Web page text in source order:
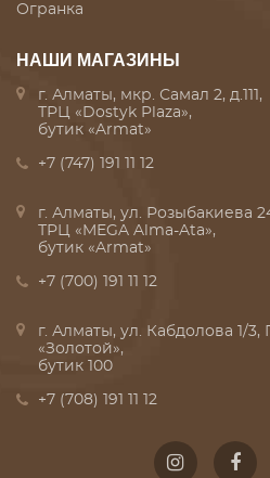
Огранка
НАШИ МАГАЗИНЫ
г. Алматы, мкр. Самал 2, д.111,
ТРЦ «Dostyk Plaza»,
бутик «Armat»
+7 (747) 191 11 12
г. Алматы, ул. Розыбакиева
ТРЦ «MEGA Alma-Ata»,
бутик «Armat»
+7 (700) 191 11 12
г. Алматы, ул. Кабдолова 1/3,
«Золотой»,
бутик 100
+7 (708) 191 11 12